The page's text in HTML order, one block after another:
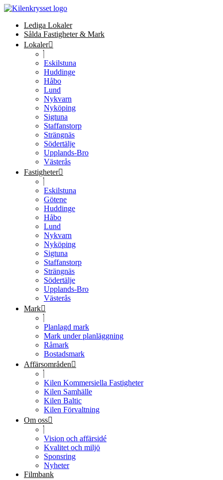
Lediga Lokaler
Sålda Fastigheter & Mark
Lokaler
Eskilstuna
Huddinge
Håbo
Lund
Nykvarn
Nyköping
Sigtuna
Staffanstorp
Strängnäs
Södertälje
Upplands-Bro
Västerås
Fastigheter
Eskilstuna
Götene
Huddinge
Håbo
Lund
Nykvarn
Nyköping
Sigtuna
Staffanstorp
Strängnäs
Södertälje
Upplands-Bro
Västerås
Mark
Planlagd mark
Mark under planläggning
Råmark
Bostadsmark
Affärsområden
Kilen Kommersiella Fastigheter
Kilen Samhälle
Kilen Baltic
Kilen Förvaltning
Om oss
Vision och affärsidé
Kvalitet och miljö
Sponsring
Nyheter
Filmbank